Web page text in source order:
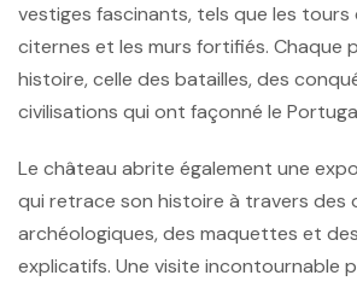
vestiges fascinants, tels que les tours
citernes et les murs fortifiés. Chaque
histoire, celle des batailles, des
civilisations qui ont façonné le
Le château abrite également une
qui retrace son histoire à travers des
archéologiques, des maquettes et
explicatifs. Une visite incontournable